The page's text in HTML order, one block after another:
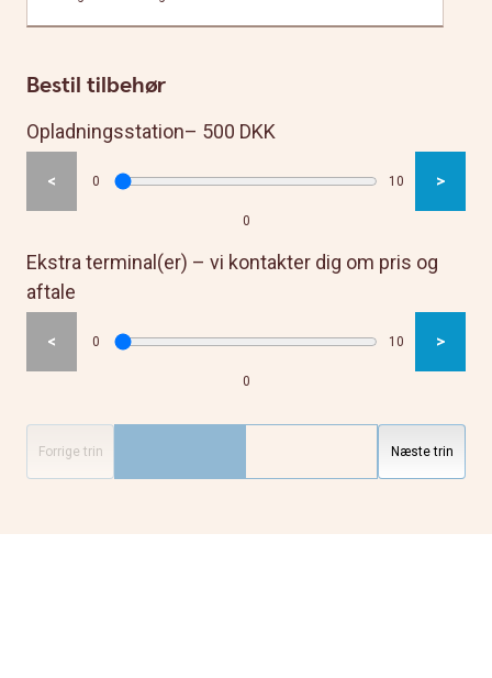
Bestil tilbehør
Opladningsstation– 500 DKK
< 0 10 >
0
Ekstra terminal(er) – vi kontakter dig om pris og
aftale
< 0 10 >
0
Forrige trin Næste trin